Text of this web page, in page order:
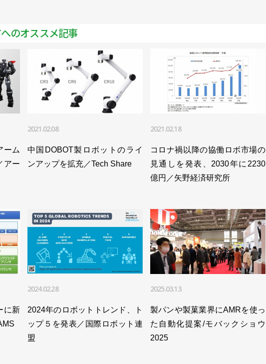
のオススメ記事
ーム
アー
2021.02.08
中国DOBOT製ロボットのライ
ンアップを拡充／Tech Share
2021.02.18
コロナ禍以降の協働ロボ市場の
見通しを発表、2030年に2230
億円／矢野経済研究所
に新
2024.02.28
2024年のロボットトレンド、ト
ップ５を発表／国際ロボット連
盟
2025.03.13
製パンや製菓業界にAMRを使っ
た自動化提案/モバックショウ
2025